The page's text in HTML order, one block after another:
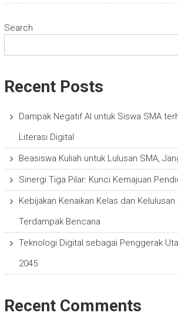
Search
Recent Posts
Dampak Negatif AI untuk Siswa SMA
Literasi Digital
Beasiswa Kuliah untuk Lulusan SMA,
Sinergi Tiga Pilar: Kunci Kemajuan
Kebijakan Kenaikan Kelas dan Kelulusan
Terdampak Bencana
Teknologi Digital sebagai Penggerak
2045
Recent Comments